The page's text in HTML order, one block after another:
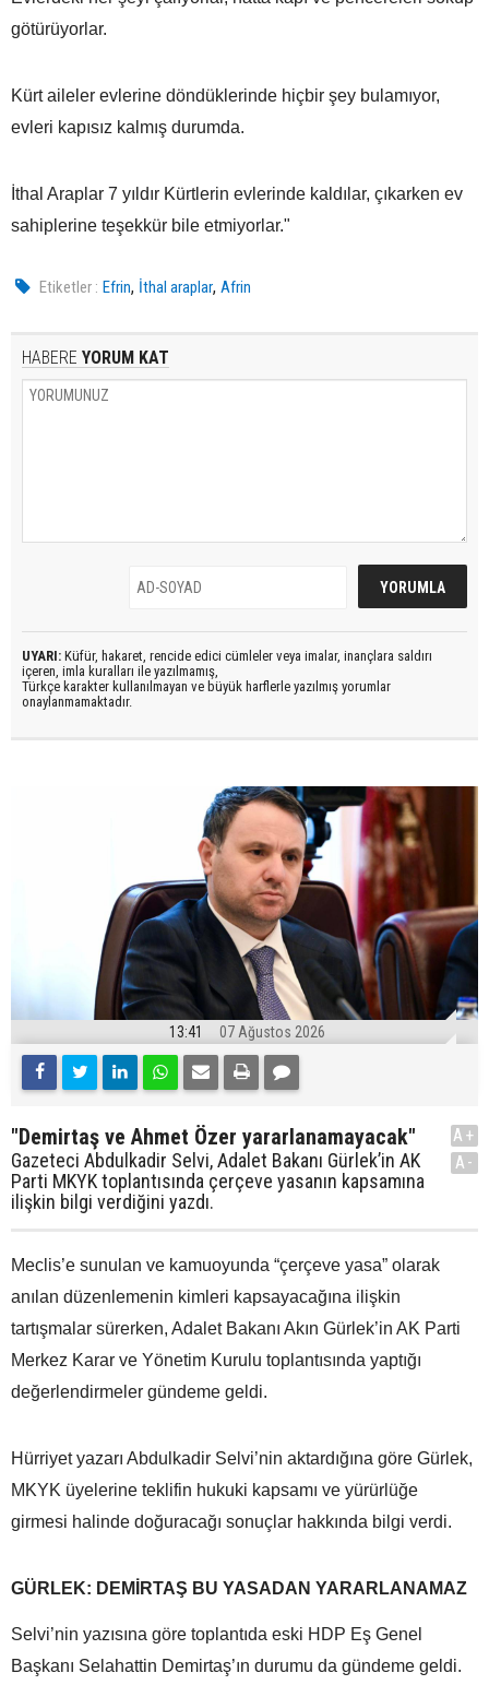
götürüyorlar.
Kürt aileler evlerine döndüklerinde hiçbir şey bulamıyor,
evleri kapısız kalmış durumda.
İthal Araplar 7 yıldır Kürtlerin evlerinde kaldılar, çıkarken ev
sahiplerine teşekkür bile etmiyorlar."
Etiketler : Efrin, İthal araplar,Afrin
HABERE YORUM KAT
UYARI: Küfür, hakaret, rencide edici cümleler veya imalar, inançlara saldırı
içeren, imla kuralları ile yazılmamış,
Türkçe karakter kullanılmayan ve büyük harflerle yazılmış yorumlar
onaylanmamaktadır.
13:41 07 Ağustos 2026
"Demirtaş ve Ahmet Özer yararlanamayacak"
Gazeteci Abdulkadir Selvi, Adalet Bakanı Gürlek’in AK
Parti MKYK toplantısında çerçeve yasanın kapsamına
ilişkin bilgi verdiğini yazdı.
A+
A-
Meclis’e sunulan ve kamuoyunda “çerçeve yasa” olarak
anılan düzenlemenin kimleri kapsayacağına ilişkin
tartışmalar sürerken, Adalet Bakanı Akın Gürlek’in AK Parti
Merkez Karar ve Yönetim Kurulu toplantısında yaptığı
değerlendirmeler gündeme geldi.
Hürriyet yazarı Abdulkadir Selvi’nin aktardığına göre Gürlek,
MKYK üyelerine teklifin hukuki kapsamı ve yürürlüğe
girmesi halinde doğuracağı sonuçlar hakkında bilgi verdi.
GÜRLEK: DEMİRTAŞ BU YASADAN YARARLANAMAZ
Selvi’nin yazısına göre toplantıda eski HDP Eş Genel
Başkanı Selahattin Demirtaş’ın durumu da gündeme geldi.